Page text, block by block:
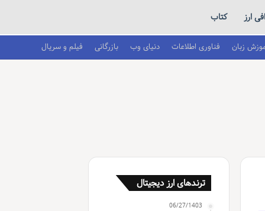
ارز کتاب
زبان فناوری اطلاعات دنیای وب بازرگانی فیلم و سریال
ترندهای ارز دیجیتال
06/27/1403